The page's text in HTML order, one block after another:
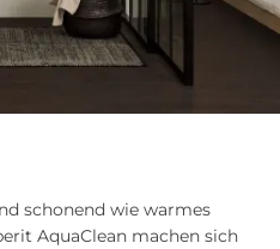
schonend wie warmes
AquaClean machen sich